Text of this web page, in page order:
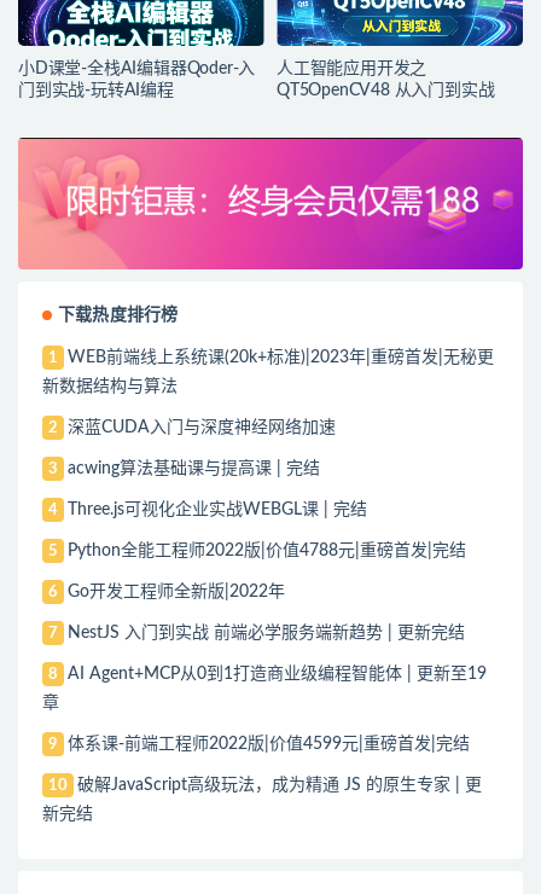
小D课堂-全栈AI编辑器Qoder-入
门到实战-玩转AI编程
人工智能应用开发之
QT5OpenCV48 从入门到实战
下载热度排行榜
1
WEB前端线上系统课(20k+标准)|2023年|重磅首发|无秘更
新数据结构与算法
2 深蓝CUDA入门与深度神经网络加速
3 acwing算法基础课与提高课 | 完结
4 Three.js可视化企业实战WEBGL课 | 完结
5 Python全能工程师2022版|价值4788元|重磅首发|完结
6 Go开发工程师全新版|2022年
7 NestJS 入门到实战 前端必学服务端新趋势 | 更新完结
8
AI Agent+MCP从0到1打造商业级编程智能体 | 更新至19
章
9 体系课-前端工程师2022版|价值4599元|重磅首发|完结
10
破解JavaScript高级玩法，成为精通 JS 的原生专家 | 更
新完结